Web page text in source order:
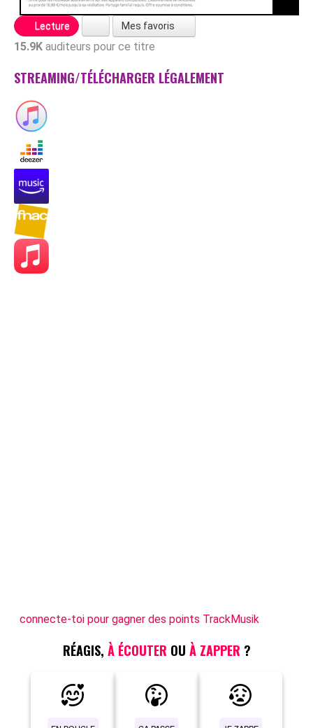
Lecture Mes favoris
15.9K auditeurs pour ce titre
STREAMING/TÉLÉCHARGER LÉGALEMENT
connecte-toi pour gagner des points TrackMusik
RÉAGIS, À ÉCOUTER OU À ZAPPER ?